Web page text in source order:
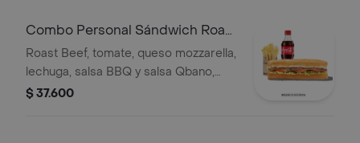
Combo Personal Sándwich Roast
Beef
Roast Beef, tomate, queso mozzarella,
lechuga, salsa BBQ y salsa Qbano,
papas a la francesa y bebida.
$ 37.600